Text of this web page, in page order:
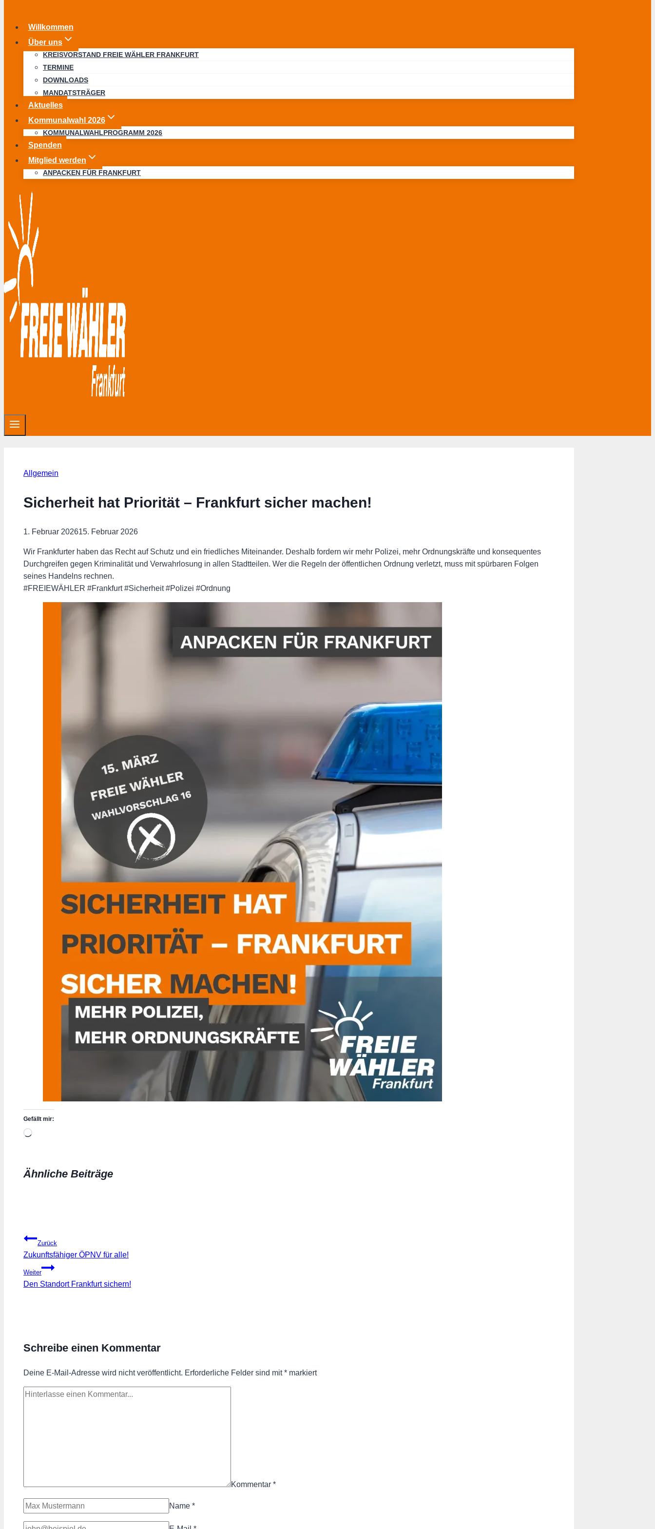
Willkommen
Über uns
KREISVORSTAND FREIE WÄHLER FRANKFURT
TERMINE
DOWNLOADS
MANDATSTRÄGER
Aktuelles
Kommunalwahl 2026
KOMMUNALWAHLPROGRAMM 2026
Spenden
Mitglied werden
ANPACKEN FÜR FRANKFURT
Allgemein
Sicherheit hat Priorität – Frankfurt sicher machen!
1. Februar 202615. Februar 2026
Wir Frankfurter haben das Recht auf Schutz und ein friedliches Miteinander. Deshalb fordern wir mehr Polizei, mehr Ordnungskräfte und konsequentes
Durchgreifen gegen Kriminalität und Verwahrlosung in allen Stadtteilen. Wer die Regeln der öffentlichen Ordnung verletzt, muss mit spürbaren Folgen
seines Handelns rechnen.
#FREIEWÄHLER #Frankfurt #Sicherheit #Polizei #Ordnung
Gefällt mir:
Wird
Ähnliche Beiträge
Beitragsnavigation
Zurück
Zukunftsfähiger ÖPNV für alle!
Weiter
Den Standort Frankfurt sichern!
Schreibe einen Kommentar
Deine E-Mail-Adresse wird nicht veröffentlicht. Erforderliche Felder sind mit* markiert
Kommentar *
Name *